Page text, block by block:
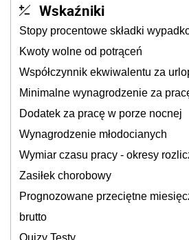
Wskaźniki
Stopy procentowe składki
Kwoty wolne od potrąceń
Współczynnik ekwiwalentu za
Minimalne wynagrodzenie za
Dodatek za pracę w porze nocnej
Wynagrodzenie młodocianych
Wymiar czasu pracy - okresy
Zasiłek chorobowy
Prognozowane przeciętne
brutto
Quizy Testy